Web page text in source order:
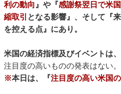
利の動向』や『感謝祭翌日で米
縮取引 となる影響』、そして『
を控える点』にあり。
米国の経済指標及びイベントは、
注目度の高いものの発表はない。
※本日は、『注目度の高い米国